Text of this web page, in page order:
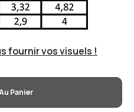
fournir vos visuels !
Panier